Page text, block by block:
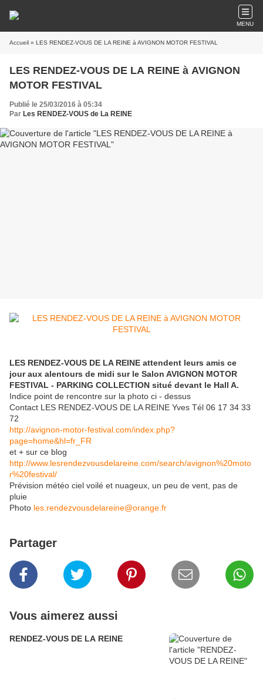
MENU
Accueil » LES RENDEZ-VOUS DE LA REINE à AVIGNON MOTOR FESTIVAL
LES RENDEZ-VOUS DE LA REINE à AVIGNON
MOTOR FESTIVAL
Publié le 25/03/2016 à 05:34
Par Les RENDEZ-VOUS de La REINE
LES RENDEZ-VOUS DE LA REINE attendent leurs amis ce
jour aux alentours de midi sur le Salon AVIGNON MOTOR
FESTIVAL - PARKING COLLECTION situé devant le Hall A.
Indice point de rencontre sur la photo ci - dessus
Contact LES RENDEZ-VOUS DE LA REINE Yves Tél 06 17 34 33
72
http://avignon-motor-festival.com/index.php?
page=home&hl=fr_FR
et + sur ce blog
http://www.lesrendezvousdelareine.com/search/avignon%20moto
r%20festival/
Prévision météo ciel voilé et nuageux, un peu de vent, pas de
pluie
Photo les.rendezvousdelareine@orange.fr
Partager
Vous aimerez aussi
RENDEZ-VOUS DE LA REINE